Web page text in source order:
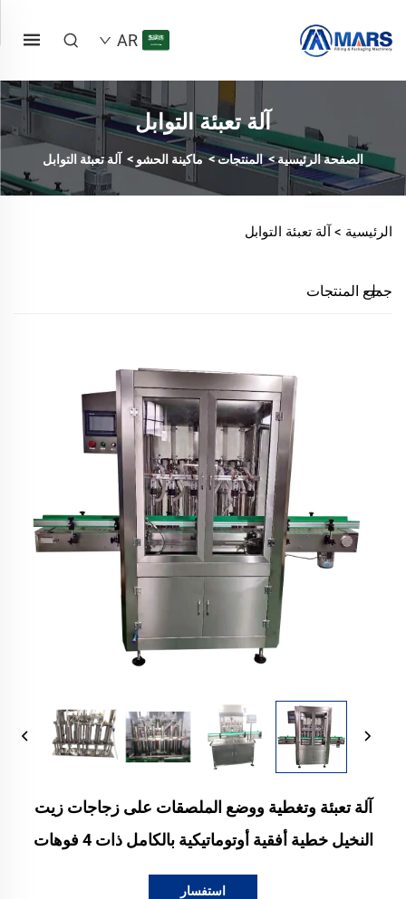
AR
آلة تعبئة التوابل
الصفحة الرئيسية>المنتجات>ماكينة الحشو > آلة تعبئة التوابل
الرئيسية > آلة تعبئة التوابل
جميع المنتجات
آلة تعبئة وتغطية ووضع الملصقات على زجاجات زيت
النخيل خطية أفقية أوتوماتيكية بالكامل ذات 4 فوهات
استفسار